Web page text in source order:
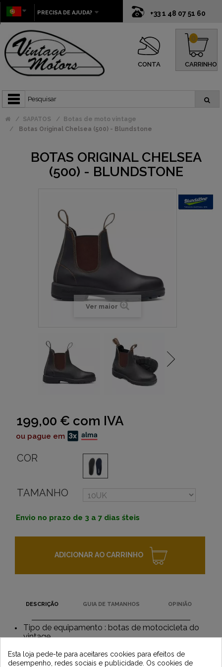
+33 1 48 07 51 60
PRECISA DE AJUDA?
CONTA CARRINHO
0
SAPATOS
Botas de moto vintage
Botas Original Chelsea (500) - Blundstone
BOTAS ORIGINAL CHELSEA
(500) - BLUNDSTONE
Ver maior
199,00 € com IVA
ou pague em
COR
TAMANHO
Envio no prazo de 3 a 7 dias śteis
ADICIONAR AO CARRINHO
DESCRIÇÃO GUIA DE TAMANHOS OPINIÃO
Tipo de equipamento : botas de motocicleta do
vintage
Newsletter
Esta loja pede-te para aceitares cookies para efeitos de
desempenho, redes sociais e publicidade. Os cookies de